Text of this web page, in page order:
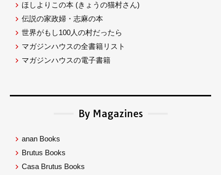
ほしよりこの本 (きょうの猫村さん)
伝説の家政婦・志麻の本
世界がもし100人の村だったら
マガジンハウスの全書籍リスト
マガジンハウスの電子書籍
By Magazines
anan Books
Brutus Books
Casa Brutus Books